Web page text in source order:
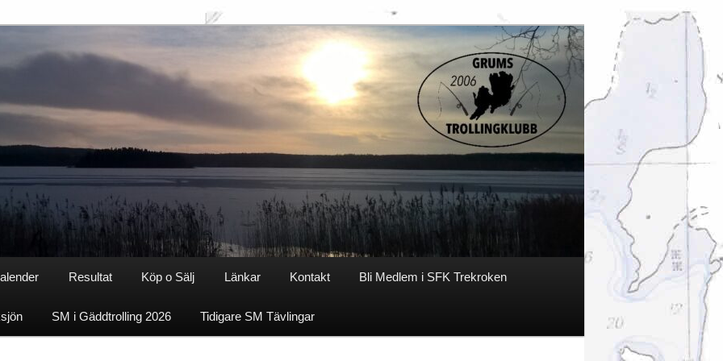
Resultat Köp o Sälj Länkar Kontakt Bli Medlem i SFK Trekroken
SM i Gäddtrolling 2026 Tidigare SM Tävlingar